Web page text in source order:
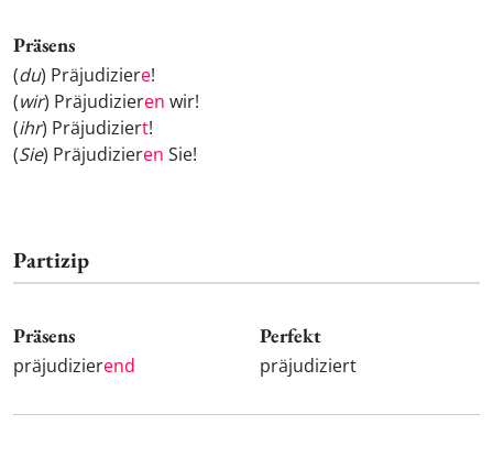
Präsens
(du) Präjudiziere!
(wir) Präjudizieren wir!
(ihr) Präjudiziert!
(Sie) Präjudizieren Sie!
Partizip
Präsens
präjudizierend
Perfekt
präjudiziert